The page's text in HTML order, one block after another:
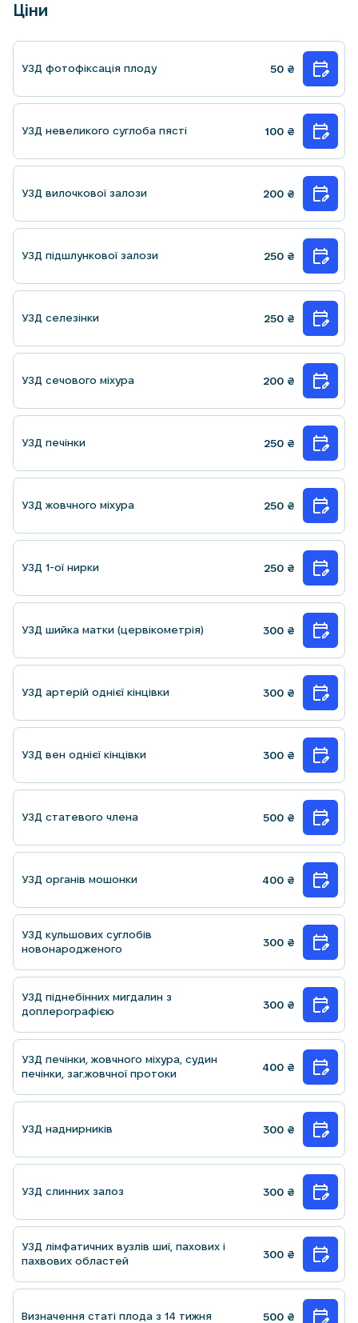
Ціни
УЗД фотофiксацiя плоду 50 ₴
УЗД невеликого суглоба пясті 100 ₴
УЗД вилочкової залози 200 ₴
УЗД пiдшлункової залози 250 ₴
УЗД селезiнки 250 ₴
УЗД сечового мiхура 200 ₴
УЗД печінки 250 ₴
УЗД жовчного міхура 250 ₴
УЗД 1-ої нирки 250 ₴
УЗД шийка матки (цервікометрія) 300 ₴
УЗД артерій однієї кінцівки 300 ₴
УЗД вен однієї кінцівки 300 ₴
УЗД статевого члена 500 ₴
УЗД органiв мошонки 400 ₴
УЗД кульшових суглобiв
новонародженого
300 ₴
УЗД пiднебiнних мигдалин з
доплерографiєю
300 ₴
УЗД печiнки, жовчного мiхура, судин
печiнки, заг.жовчної протоки
400 ₴
УЗД наднирникiв 300 ₴
УЗД слинних залоз 300 ₴
УЗД лiмфатичних вузлiв шиї, пахових i
пахвових областей
300 ₴
Визначення статi плода з 14 тижня 500 ₴